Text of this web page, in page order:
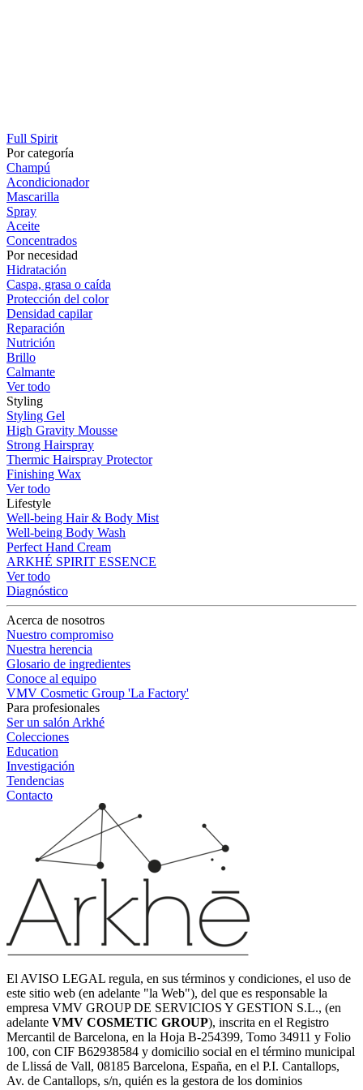
Full Spirit
Por categoría
Champú
Acondicionador
Mascarilla
Spray
Aceite
Concentrados
Por necesidad
Hidratación
Caspa, grasa o caída
Protección del color
Densidad capilar
Reparación
Nutrición
Brillo
Calmante
Ver todo
Styling
Styling Gel
High Gravity Mousse
Strong Hairspray
Thermic Hairspray Protector
Finishing Wax
Ver todo
Lifestyle
Well-being Hair & Body Mist
Well-being Body Wash
Perfect Hand Cream
ARKHÉ SPIRIT ESSENCE
Ver todo
Diagnóstico
Acerca de nosotros
Nuestro compromiso
Nuestra herencia
Glosario de ingredientes
Conoce al equipo
VMV Cosmetic Group 'La Factory'
Para profesionales
Ser un salón Arkhé
Colecciones
Education
Investigación
Tendencias
Contacto
El AVISO LEGAL regula, en sus términos y condiciones, el uso de
este sitio web (en adelante "la Web"), del que es responsable la
empresa VMV GROUP DE SERVICIOS Y GESTION S.L., (en
adelante VMV COSMETIC GROUP), inscrita en el Registro
Mercantil de Barcelona, en la Hoja B-254399, Tomo 34911 y Folio
100, con CIF B62938584 y domicilio social en el término municipal
de Llissá de Vall, 08185 Barcelona, España, en el P.I. Cantallops,
Av. de Cantallops, s/n, quién es la gestora de los dominios